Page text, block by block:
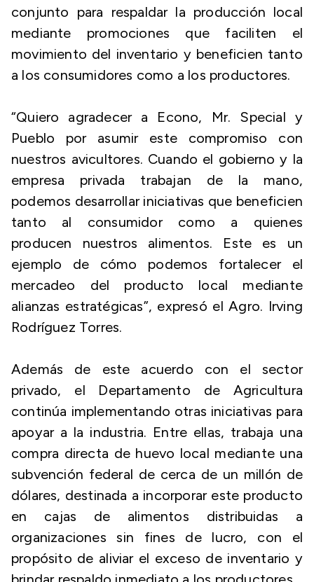
conjunto para respaldar la producción local
mediante promociones que faciliten el
movimiento del inventario y beneficien tanto
a los consumidores como a los productores.
“Quiero agradecer a Econo, Mr. Special y
Pueblo por asumir este compromiso con
nuestros avicultores. Cuando el gobierno y la
empresa privada trabajan de la mano,
podemos desarrollar iniciativas que beneficien
tanto al consumidor como a quienes
producen nuestros alimentos. Este es un
ejemplo de cómo podemos fortalecer el
mercadeo del producto local mediante
alianzas estratégicas”, expresó el Agro. Irving
Rodríguez Torres.
Además de este acuerdo con el sector
privado, el Departamento de Agricultura
continúa implementando otras iniciativas para
apoyar a la industria. Entre ellas, trabaja una
compra directa de huevo local mediante una
subvención federal de cerca de un millón de
dólares, destinada a incorporar este producto
en cajas de alimentos distribuidas a
organizaciones sin fines de lucro, con el
propósito de aliviar el exceso de inventario y